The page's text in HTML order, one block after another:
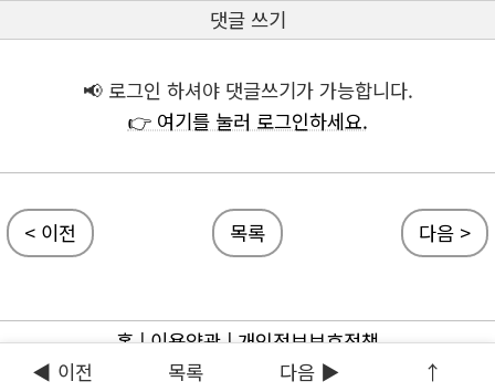
댓글 쓰기
📢 로그인 하셔야 댓글쓰기가 가능합니다.
👉 여기를 눌러 로그인하세요.
< 이전 목록 다음 >
홈|이용약관|개인정보보호정책
ⓒ 마리아사랑넷
◀ 이전 목록 다음 ▶ ↑